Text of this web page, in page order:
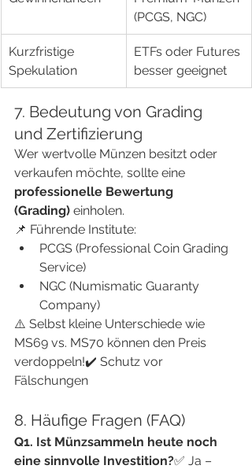
(PCGS, NGC)
Kurzfristige
Spekulation
ETFs oder Futures
besser geeignet
7. Bedeutung von Grading
und Zertifizierung
Wer wertvolle Münzen besitzt oder
verkaufen möchte, sollte eine
professionelle Bewertung
(Grading) einholen.
📌 Führende Institute:
PCGS (Professional Coin Grading
Service)
NGC (Numismatic Guaranty
Company)
⚠️ Selbst kleine Unterschiede wie
MS69 vs. MS70 können den Preis
verdoppeln!✔️ Schutz vor
Fälschungen
8. Häufige Fragen (FAQ)
Q1. Ist Münzsammeln heute noch
eine sinnvolle Investition?✅ Ja –